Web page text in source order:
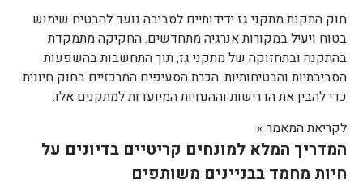
חוק התקנת מתקני גז ידידותיים לסביבה נועד להבטיח שימוש
בטוח ויעיל במקורות אנרגיה מתחדשים. החקיקה מתמקדת
בהתקנה ובתחזוקה של מתקני גז, תוך התחשבות בהשפעות
הסביבתיות והבטיחותיות. הכרת הסעיפים המרכזיים בחוק חיונית
כדי להבין את הדרישות וההנחיות המיועדות למתקנים אלו.
לקריאת המאמר »
המדריך המלא למונחים קריטיים בדיונים על
חיות מחמד בבניינים משותפים